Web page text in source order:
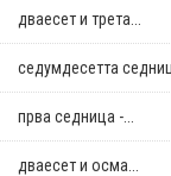
дваесет и трета...
седумдесетта
прва седница -...
дваесет и осма...